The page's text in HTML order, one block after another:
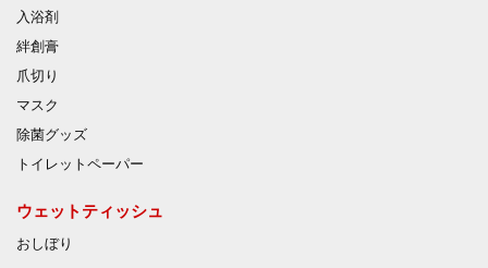
入浴剤
絆創膏
爪切り
マスク
除菌グッズ
トイレットペーパー
ウェットティッシュ
おしぼり